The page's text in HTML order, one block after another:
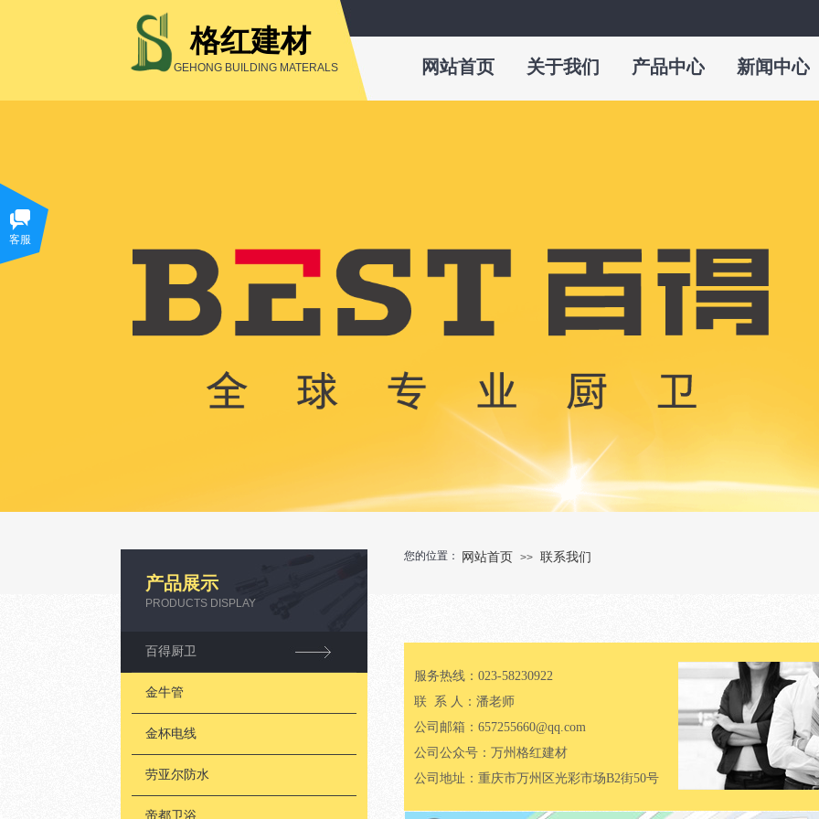
网站首页 关于我们 产品中心 新闻中心
GEHONG BUILDING MATERALS
格红建材
网站首页 >> 联系我们
您的位置：
产品展示
PRODUCTS DISPLAY
百得厨卫
金牛管
金杯电线
劳亚尔防水
帝都卫浴
服务热线：023-58230922
联 系 人：潘老师
公司邮箱：657255660@qq.com
公司公众号：万州格红建材
公司地址：重庆市万州区光彩市场B2街50号
客服